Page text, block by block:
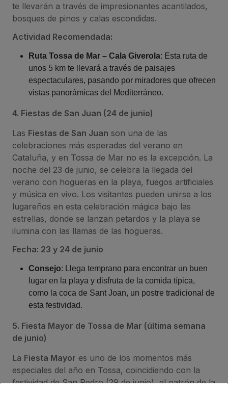
te llevarán a través de impresionantes acantilados,
bosques de pinos y calas escondidas.
Actividad Recomendada:
Ruta Tossa de Mar – Cala Giverola: Esta ruta de
unos 5 km te llevará a través de paisajes
espectaculares, pasando por miradores que ofrecen
vistas panorámicas del Mediterráneo.
4. Fiestas de San Juan (24 de junio)
Las Fiestas de San Juan son una de las
celebraciones más esperadas del verano en
Cataluña, y en Tossa de Mar no es la excepción. La
noche del 23 de junio, se celebra la llegada del
verano con hogueras en la playa, fuegos artificiales
y música en vivo. Los visitantes pueden unirse a los
lugareños en esta celebración mágica bajo las
estrellas, donde se lanzan petardos y la playa se
ilumina con las llamas de las hogueras.
Fecha: 23 y 24 de junio
Consejo: Llega temprano para encontrar un buen
lugar en la playa y disfruta de la comida típica,
como la coca de Sant Joan, un postre tradicional de
esta festividad.
5. Fiesta Mayor de Tossa de Mar (última semana
de junio)
La Fiesta Mayor es uno de los momentos más
especiales del año en Tossa, coincidiendo con la
festividad de San Pedro (29 de junio), el patrón de la